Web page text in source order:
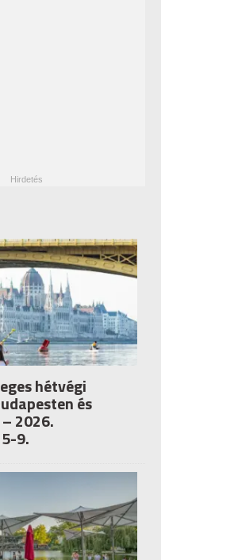
hétvégi
és
2026.
9.